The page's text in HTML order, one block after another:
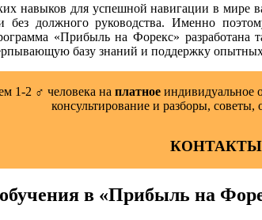
навыков для успешной навигации в мире
без должного руководства. Именно
«Прибыль на Форекс» разработана
базу знаний и поддержку
1-2 ‍♂️ человека на платноеиндивидуальное
консультирование и разборы, советы,
КОНТАКТЫ
в «Прибыль на